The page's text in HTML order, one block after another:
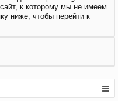
к которому мы не имеем
ниже, чтобы перейти к